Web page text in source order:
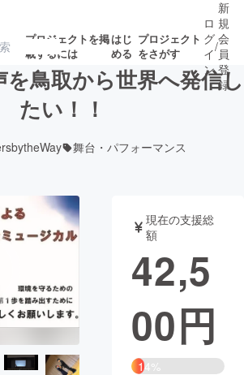
プロジェクトを掲
載するには
はじ
める
プロジェクト
をさがす
注目の新着プロ
ェクト
募集終了が近いプ
ロジェクト
されます
写真 音楽
ジー・ガジェット ゲーム・
画 書籍・雑誌
・起業 チャレンジ
ロ
グ
イ
ン
/
新
規
会
員
登
録
鳥取から世界へ発信し
たい！！
舞台・パフォーマンス
現在の支援総
額
42,5
00円
14%